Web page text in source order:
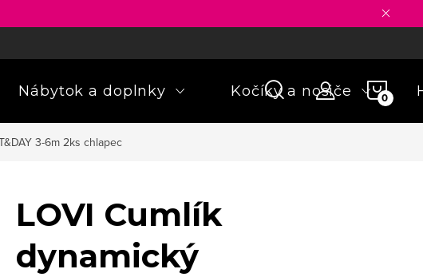
Nábytok a doplnky Kočíky a nosiče
3-6m 2ks chlapec
LOVI Cumlík
dynamický